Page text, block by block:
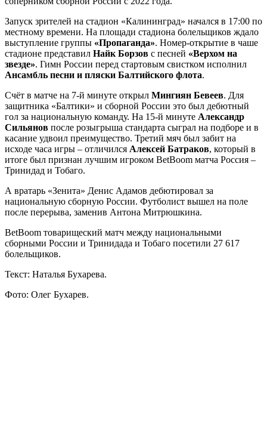
Запуск зрителей на стадион «Калининград» начался в 17:00 по
местному времени. На площади стадиона болельщиков ждало
выступление группы «Пропаганда». Номер-открытие в чаше
стадионе представил Найк Борзов с песней «Верхом на
звезде». Гимн России перед стартовым свистком исполнил
Ансамбль песни и пляски Балтийского флота.
Счёт в матче на 7-й минуте открыл Мингиян Бевеев. Для
защитника «Балтики» и сборной России это был дебютный
гол за национальную команду. На 15-й минуте Александр
Сильянов после розыгрыша стандарта сыграл на подборе и в
касание удвоил преимущество. Третий мяч был забит на
исходе часа игры – отличился Алексей Батраков, который в
итоге был признан лучшим игроком BetBoom матча Россия –
Тринидад и Тобаго.
А вратарь «Зенита» Денис Адамов дебютировал за
национальную сборную России. Футболист вышел на поле
после перерыва, заменив Антона Митрюшкина.
BetBoom товарищеский матч между национальными
сборными России и Тринидада и Тобаго посетили 27 617
болельщиков.
Текст: Наталья Бухарева.
Фото: Олег Бухарев.